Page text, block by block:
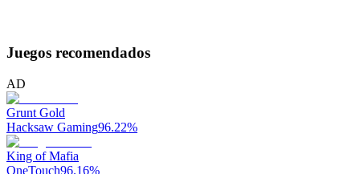
Juegos recomendados
AD
Grunt Gold
Hacksaw Gaming96.22%
King of Mafia
OneTouch96.16%